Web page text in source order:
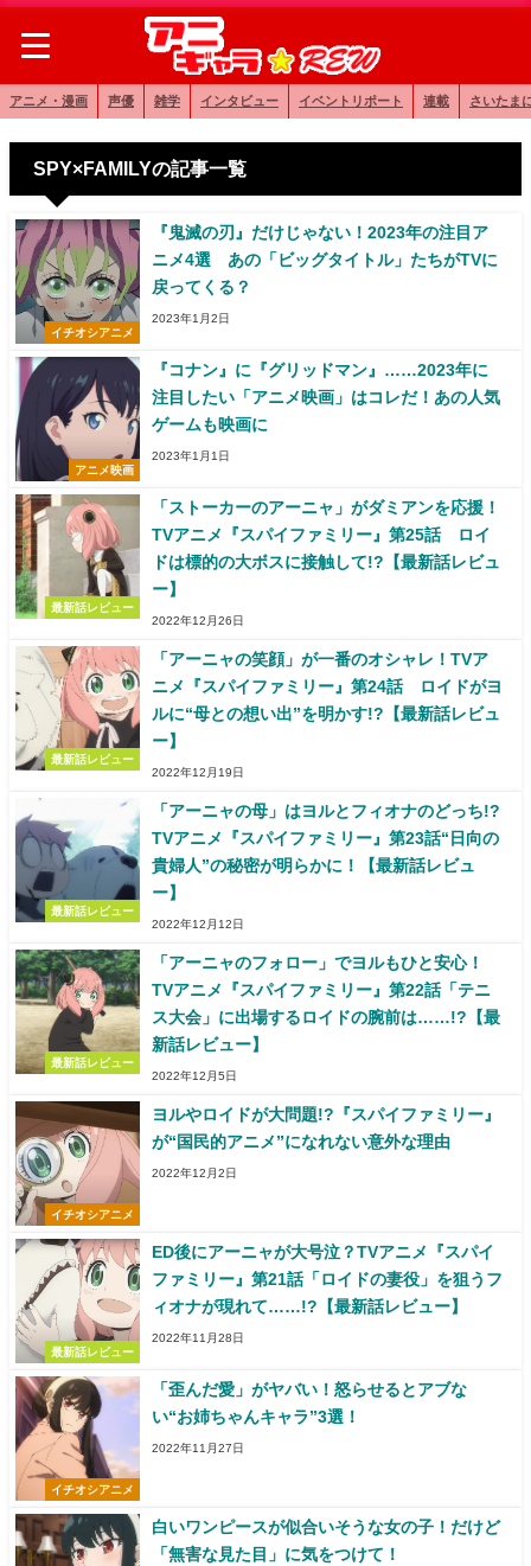
アニメ・漫画 声優 雑学 インタビュー イベントリポート 連載 さいたま
SPY×FAMILYの記事一覧
イチオシアニメ
『鬼滅の刃』だけじゃない！2023年の注目ア
ニメ4選 あの「ビッグタイトル」たちがTVに
戻ってくる？
2023年1月2日
アニメ映画
『コナン』に『グリッドマン』……2023年に
注目したい「アニメ映画」はコレだ！あの人気
ゲームも映画に
2023年1月1日
最新話レビュー
「ストーカーのアーニャ」がダミアンを応援！
TVアニメ『スパイファミリー』第25話 ロイ
ドは標的の大ボスに接触して!?【最新話レビュ
ー】
2022年12月26日
最新話レビュー
「アーニャの笑顔」が一番のオシャレ！TVア
ニメ『スパイファミリー』第24話 ロイドがヨ
ルに“母との想い出”を明かす!?【最新話レビュ
ー】
2022年12月19日
最新話レビュー
「アーニャの母」はヨルとフィオナのどっち!?
TVアニメ『スパイファミリー』第23話“日向の
貴婦人”の秘密が明らかに！【最新話レビュ
ー】
2022年12月12日
最新話レビュー
「アーニャのフォロー」でヨルもひと安心！
TVアニメ『スパイファミリー』第22話「テニ
ス大会」に出場するロイドの腕前は……!?【最
新話レビュー】
2022年12月5日
イチオシアニメ
ヨルやロイドが大問題!?『スパイファミリー』
が“国民的アニメ”になれない意外な理由
2022年12月2日
最新話レビュー
ED後にアーニャが大号泣？TVアニメ『スパイ
ファミリー』第21話「ロイドの妻役」を狙うフ
ィオナが現れて……!?【最新話レビュー】
2022年11月28日
イチオシアニメ
「歪んだ愛」がヤバい！怒らせるとアブな
い“お姉ちゃんキャラ”3選！
2022年11月27日
白いワンピースが似合いそうな女の子！だけど
「無害な見た目」に気をつけて！